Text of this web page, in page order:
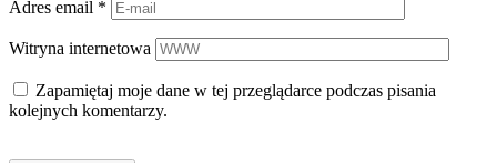
Adres email *
Witryna internetowa
Zapamiętaj moje dane w tej przeglądarce podczas pisania
kolejnych komentarzy.